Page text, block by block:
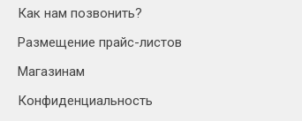
Как нам позвонить?
Размещение прайс-листов
Магазинам
Конфиденциальность